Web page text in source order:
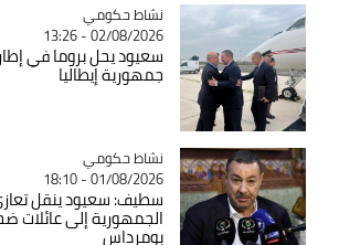
Catégorie
نشاط حكومي
02/08/2026 - 13:26
سعيود يحل بروما في إطار
جمهورية إيطاليا
Catégorie
نشاط حكومي
01/08/2026 - 18:10
سطيف: سعيود ينقل
الجمهورية إلى عائلات
بومرداس